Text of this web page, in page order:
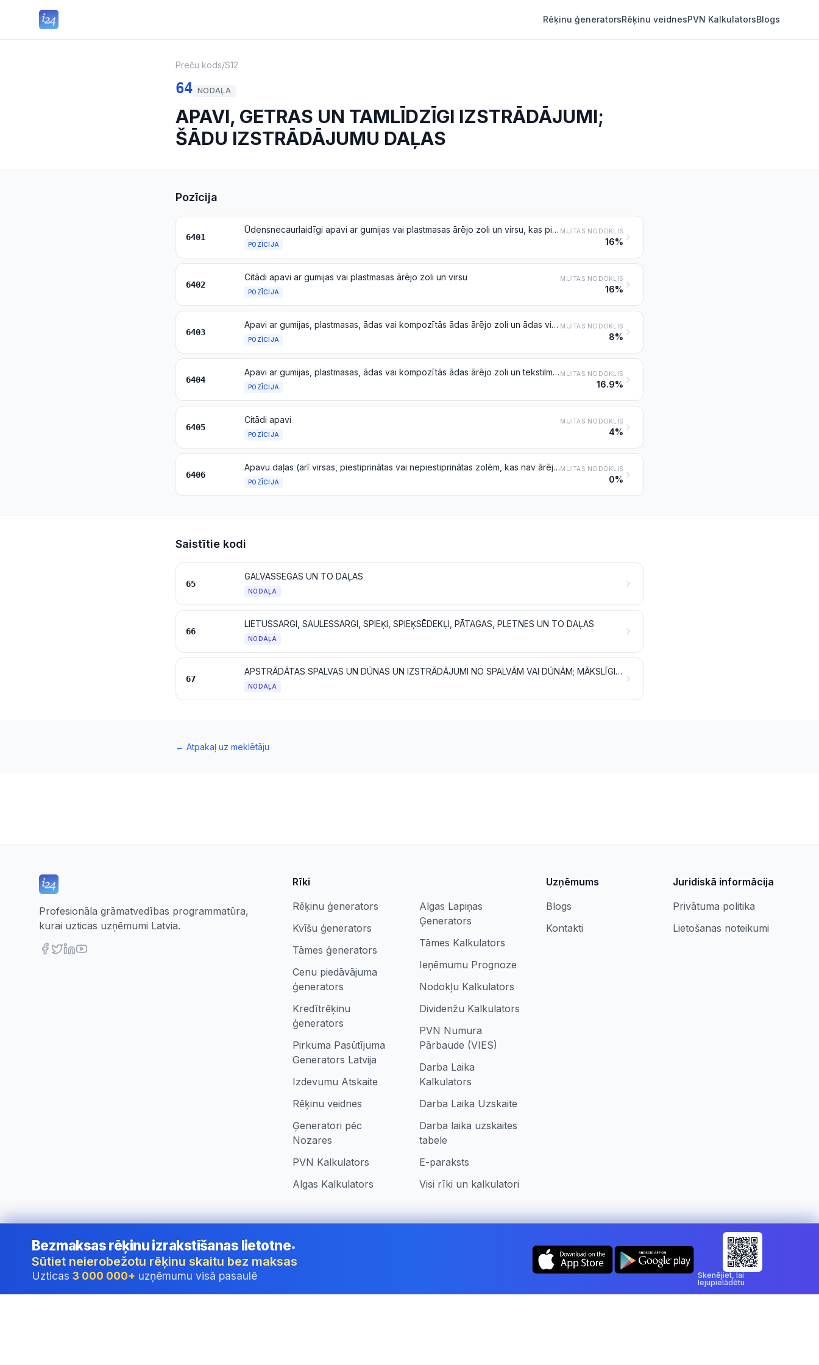
Rēķinu ģeneratorsRēķinu veidnesPVN KalkulatorsBlogs
Preču kods/S12
64 NODAĻA
APAVI, GETRAS UN TAMLĪDZĪGI IZSTRĀDĀJUMI;
ŠĀDU IZSTRĀDĀJUMU DAĻAS
Pozīcija
6401
Ūdensnecaurlaidīgi apavi ar gumijas vai plastmasas ārējo zoli un virsu, kas pie zoles nav piešūta vai piestiprināta ar kniedēm, naglām, skrūvēm, tapām vai tamlīdzīgi
POZĪCIJA
MUITAS NODOKLIS
16%
6402
Citādi apavi ar gumijas vai plastmasas ārējo zoli un virsu
POZĪCIJA
MUITAS NODOKLIS
16%
6403
Apavi ar gumijas, plastmasas, ādas vai kompozītās ādas ārējo zoli un ādas virsu
POZĪCIJA
MUITAS NODOKLIS
8%
6404
Apavi ar gumijas, plastmasas, ādas vai kompozītās ādas ārējo zoli un tekstilmateriālu virsu
POZĪCIJA
MUITAS NODOKLIS
16.9%
6405
Citādi apavi
POZĪCIJA
MUITAS NODOKLIS
4%
6406
Apavu daļas (arī virsas, piestiprinātas vai nepiestiprinātas zolēm, kas nav ārējās zoles); izņemamas starpzoles, papēžu spilventiņi un tamlīdzīgi izstrādājumi; getras, stulpiņi un tamlīdzīgi izstrādājumi, kā arī to daļas
POZĪCIJA
MUITAS NODOKLIS
0%
Saistītie kodi
65
GALVASSEGAS UN TO DAĻAS
NODAĻA
66
LIETUSSARGI, SAULESSARGI, SPIEĶI, SPIEĶSĒDEKĻI, PĀTAGAS, PLETNES UN TO DAĻAS
NODAĻA
67
APSTRĀDĀTAS SPALVAS UN DŪNAS UN IZSTRĀDĀJUMI NO SPALVĀM VAI DŪNĀM; MĀKSLĪGIE ZIEDI; IZSTRĀDĀJUMI NO CILVĒKU MATIEM
NODAĻA
← Atpakaļ uz meklētāju
Profesionāla grāmatvedības programmatūra,
kurai uzticas uzņēmumi Latvia.
Rīki
Rēķinu ģenerators
Kvīšu ģenerators
Tāmes ģenerators
Cenu piedāvājuma
ģenerators
Kredītrēķinu
ģenerators
Pirkuma Pasūtījuma
Generators Latvija
Izdevumu Atskaite
Rēķinu veidnes
Ģeneratori pēc
Nozares
PVN Kalkulators
Algas Kalkulators
Algas Lapiņas
Ģenerators
Tāmes Kalkulators
Ieņēmumu Prognoze
Nodokļu Kalkulators
Dividenžu Kalkulators
PVN Numura
Pārbaude (VIES)
Darba Laika
Kalkulators
Darba Laika Uzskaite
Darba laika uzskaites
tabele
E-paraksts
Visi rīki un kalkulatori
Uzņēmums
Blogs
Kontakti
Juridiskā informācija
Privātuma politika
Lietošanas noteikumi
©2026i24 Limited. All rights reserved.•Uzņēmumiem Latvia Mainīt valsti: Latvia
Bezmaksas rēķinu izrakstīšanas lietotne•
Sūtiet neierobežotu rēķinu skaitu bez maksas
Uzticas 3 000 000+ uzņēmumu visā pasaulē
Skenējiet, lai
lejupielādētu